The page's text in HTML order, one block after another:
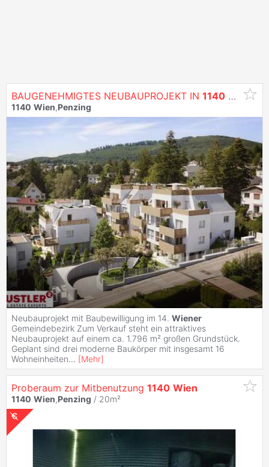
BAUGENEHMIGTES NEUBAUPROJEKT IN 1140 WIEN
1140 Wien,Penzing
Neubauprojekt mit Baubewilligung im 14. Wiener
Gemeindebezirk Zum Verkauf steht ein attraktives
Neubauprojekt auf einem ca. 1.796 m² großen Grundstück.
Geplant sind drei moderne Baukörper mit insgesamt 16
Wohneinheiten... [Mehr]
Proberaum zur Mitbenutzung 1140 Wien
1140 Wien,Penzing / 20m²